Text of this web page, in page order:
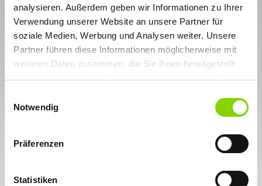
analysieren. Außerdem geben wir Informationen zu Ihrer
Verwendung unserer Website an unsere Partner für
soziale Medien, Werbung und Analysen weiter. Unsere
Partner führen diese Informationen möglicherweise mit
weiteren Daten zusammen, die Sie ihnen bereitgestellt
haben oder die sie im Rahmen Ihrer Nutzung der Dienste
Cookies, wenn Sie unsere Webseite weiterhin nutzen.
Notwendig
Präferenzen
Statistiken
Sie nutzen eine komfortable Eingabemaske für die
Nachbearbeitung einzelner Positionen beispielsweise bei
Mengen- und Preisabweichungen.
Das Programm lässt sich durch parametrisierte
Tabelleneinträge sehr einfach anpassen.